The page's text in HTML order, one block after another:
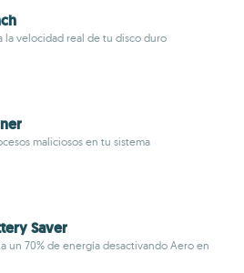
la velocidad real de tu disco duro
maliciosos en tu sistema
Saver
un 70% de energía desactivando Aero en